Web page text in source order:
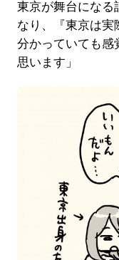
東京が舞台になる
なり、『東京は実
分かっていても感
思います」